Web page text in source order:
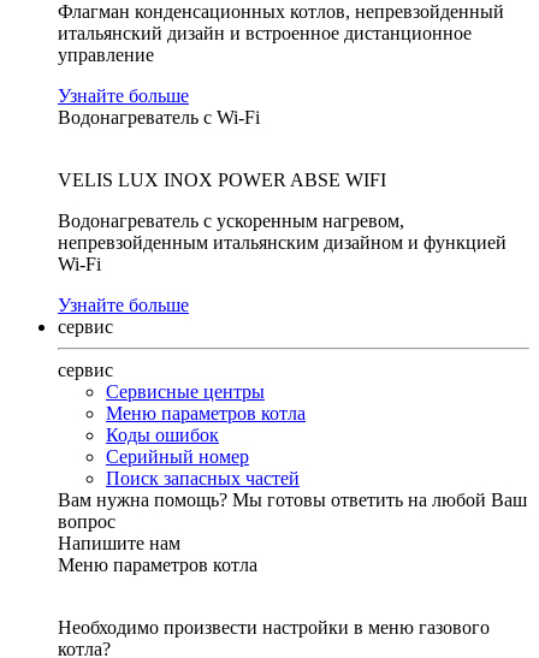
Флагман конденсационных котлов, непревзойденный
итальянский дизайн и встроенное дистанционное
управление
Узнайте больше
Водонагреватель с Wi-Fi
VELIS LUX INOX POWER ABSE WIFI
Водонагреватель с ускоренным нагревом,
непревзойденным итальянским дизайном и функцией
Wi-Fi
Узнайте больше
сервис
сервис
Сервисные центры
Меню параметров котла
Коды ошибок
Серийный номер
Поиск запасных частей
Вам нужна помощь? Мы готовы ответить на любой Ваш
вопрос
Напишите нам
Меню параметров котла
Необходимо произвести настройки в меню газового
котла?